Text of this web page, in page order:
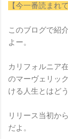
【今一番読まれ
このブログで紹
よー。
カリフォルニア
のマーヴェリッ
ける人生とはど
リリース当初か
だよ。